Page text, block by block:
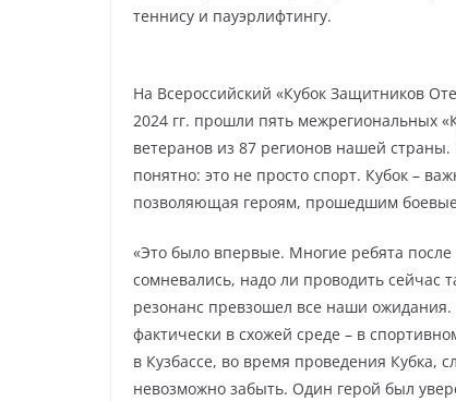
теннису и пауэрлифтингу.
На Всероссийский «Кубок Защитников
2024 гг. прошли пять межрегиональных
ветеранов из 87 регионов нашей
понятно: это не просто спорт. Кубок –
позволяющая героям, прошедшим
«Это было впервые. Многие ребята
сомневались, надо ли проводить сейчас
резонанс превзошел все наши ожидания.
фактически в схожей среде – в
в Кузбассе, во время проведения Кубка,
невозможно забыть. Один герой был